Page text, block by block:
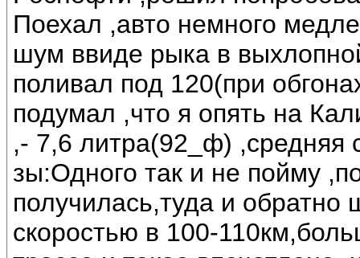
Поехал ,авто немного
шум ввиде рыка в
поливал под 120(при
подумал ,что я опять на
,- 7,6 литра(92_ф) ,средняя
зы:Одного так и не пойму
получилась,туда и обратно
скоростью в 100-